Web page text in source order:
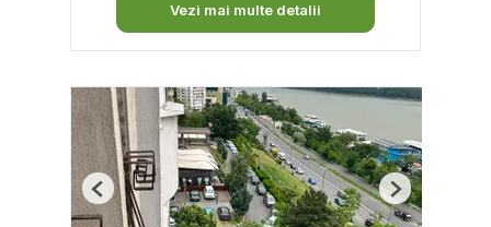
Vezi mai multe detalii
Previous Next